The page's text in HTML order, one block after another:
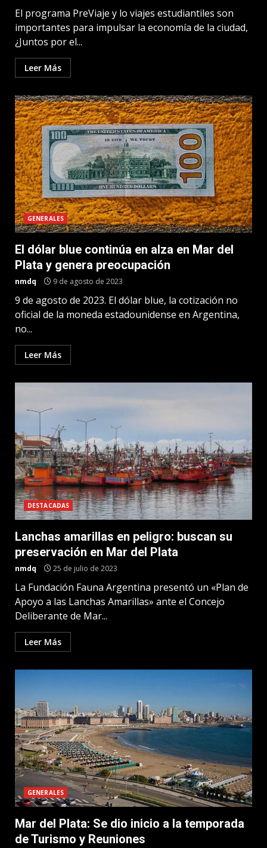
El programa PreViaje y lo viajes estudiantiles son
importantes para impulsar la economía de la ciudad,
¿Juntos por el...
Leer Más
GENERALES
El dólar blue continúa en alza en Mar del
Plata y genera preocupación
nmdq 9 de agosto de 2023
9 de agosto de 2023. El dólar blue, la cotización no
oficial de la moneda estadounidense en Argentina,
no...
Leer Más
DESTACADAS
Lanchas amarillas en peligro: buscan su
preservación en Mar del Plata
nmdq 25 de julio de 2023
La Fundación Fauna Argentina presentó un «Plan de
Apoyo a las Lanchas Amarillas» ante el Concejo
Deliberante de Mar...
Leer Más
GENERALES
Mar del Plata: Se dio inicio a la temporada
de Turismo y Reuniones